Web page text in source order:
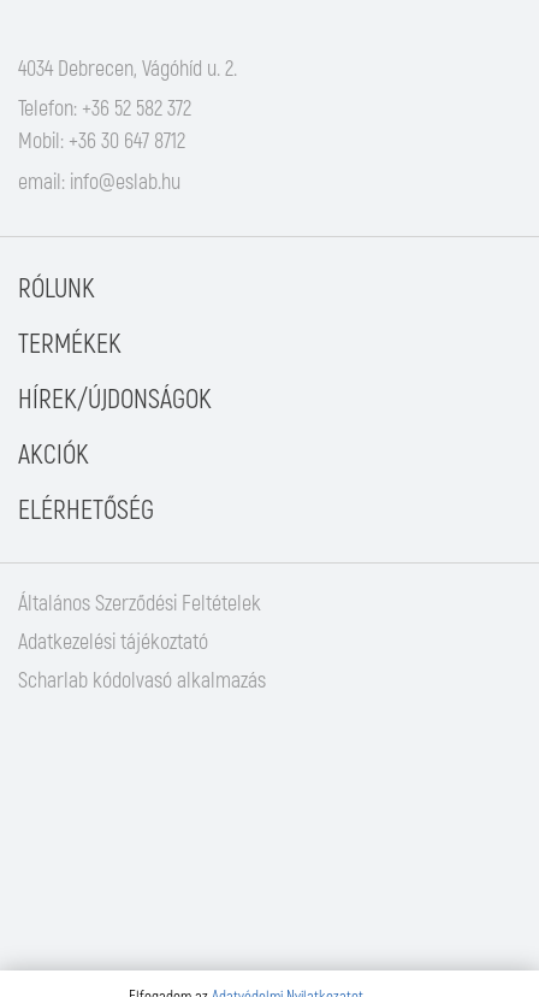
4034 Debrecen, Vágóhíd u. 2.
Telefon: +36 52 582 372
Mobil: +36 30 647 8712
email: info@eslab.hu
RÓLUNK
TERMÉKEK
HÍREK/ÚJDONSÁGOK
AKCIÓK
ELÉRHETŐSÉG
Általános Szerződési Feltételek
Adatkezelési tájékoztató
Scharlab kódolvasó alkalmazás